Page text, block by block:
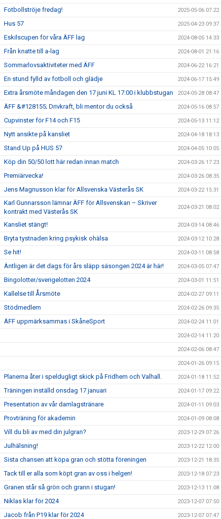
Fotbollströje fredag! 2025-05-06 07:22
Hus 57 2025-04-23 09:37
Eskilscupen för våra ÄFF lag 2024-08-05 14:33
Från knatte till a-lag 2024-08-01 21:16
Sommarlovsaktiviteter med ÄFF 2024-06-22 16:21
En stund fylld av fotboll och glädje 2024-06-17 15:49
Extra årsmöte måndagen den 17 juni KL 17:00 i klubbstugan 2024-05-28 08:47
ÄFF &#128155; Drivkraft, bli mentor du också 2024-05-16 08:57
Cupvinster för F14 och F15 2024-05-13 11:12
Nytt ansikte på kansliet 2024-04-18 18:13
Stand Up på HUS 57 2024-04-05 10:05
Köp din 50/50 lott här redan innan match 2024-03-26 17:23
Premiärvecka! 2024-03-26 08:35
Jens Magnusson klar för Allsvenska Västerås SK 2024-03-22 15:31
Karl Gunnarsson lämnar ÄFF för Allsvenskan – Skriver
kontrakt med Västerås SK
2024-03-21 08:02
Kansliet stängt! 2024-03-14 08:46
Bryta tystnaden kring psykisk ohälsa 2024-03-12 10:28
Se hit! 2024-03-11 08:58
Äntligen är det dags för års släpp säsongen 2024 är här! 2024-03-05 07:47
Bingolotter/sverigelotten 2024 2024-03-01 11:51
Kallelse till Årsmöte 2024-02-27 09:11
Stödmedlem 2024-02-26 09:35
ÄFF uppmärksammas i SkåneSport 2024-02-24 11:01
2024-02-14 11:20
2024-02-06 08:47
2024-01-26 09:15
Planerna åter i speldugligt skick på Fridhem och Valhall. 2024-01-18 11:52
Träningen inställd onsdag 17 januari 2024-01-17 09:22
Presentation av vår damlagstränare 2024-01-11 09:03
Provträning för akademin 2024-01-09 08:08
Vill du bli av med din julgran? 2023-12-29 07:26
Julhälsning! 2023-12-22 12:00
Sista chansen att köpa gran och stötta föreningen 2023-12-21 18:35
Tack till er alla som köpt gran av oss i helgen! 2023-12-18 07:23
Granen står så grön och grann i stugan! 2023-12-13 11:08
Niklas klar för 2024 2023-12-07 07:50
Jacob från P19 klar för 2024 2023-12-07 07:47